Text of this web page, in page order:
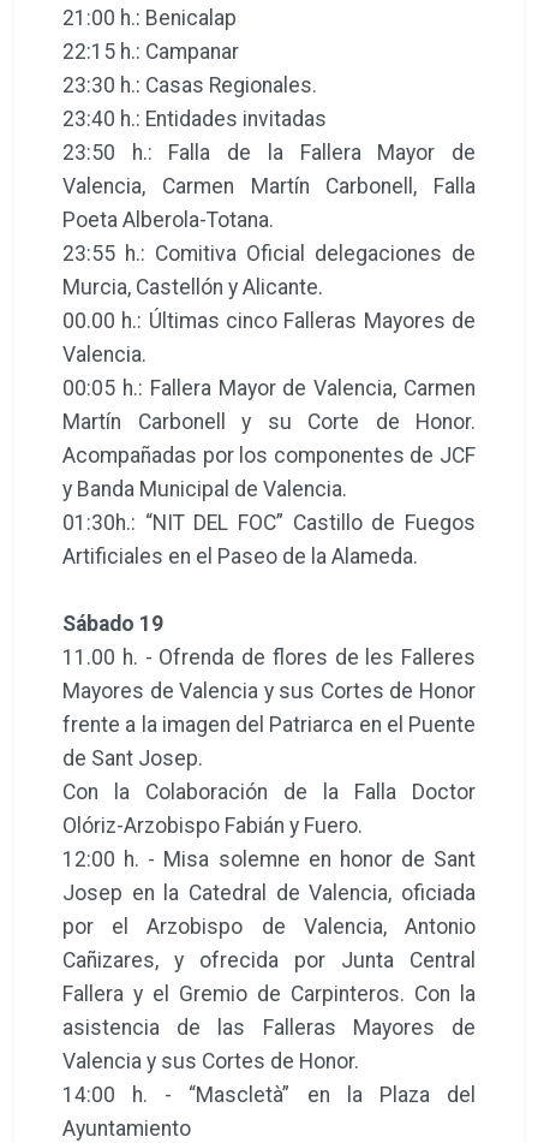
21:00 h.: Benicalap
22:15 h.: Campanar
23:30 h.: Casas Regionales.
23:40 h.: Entidades invitadas
23:50 h.: Falla de la Fallera Mayor de
Valencia, Carmen Martín Carbonell, Falla
Poeta Alberola-Totana.
23:55 h.: Comitiva Oficial delegaciones de
Murcia, Castellón y Alicante.
00.00 h.: Últimas cinco Falleras Mayores de
Valencia.
00:05 h.: Fallera Mayor de Valencia, Carmen
Martín Carbonell y su Corte de Honor.
Acompañadas por los componentes de JCF
y Banda Municipal de Valencia.
01:30h.: “NIT DEL FOC” Castillo de Fuegos
Artificiales en el Paseo de la Alameda.
Sábado 19
11.00 h. - Ofrenda de flores de les Falleres
Mayores de Valencia y sus Cortes de Honor
frente a la imagen del Patriarca en el Puente
de Sant Josep.
Con la Colaboración de la Falla Doctor
Olóriz-Arzobispo Fabián y Fuero.
12:00 h. - Misa solemne en honor de Sant
Josep en la Catedral de Valencia, oficiada
por el Arzobispo de Valencia, Antonio
Cañizares, y ofrecida por Junta Central
Fallera y el Gremio de Carpinteros. Con la
asistencia de las Falleras Mayores de
Valencia y sus Cortes de Honor.
14:00 h. - “Mascletà” en la Plaza del
Ayuntamiento